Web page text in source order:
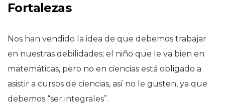
Fortalezas
Nos han vendido la idea de que debemos trabajar
en nuestras debilidades; el niño que le va bien en
matemáticas, pero no en ciencias está obligado a
asistir a cursos de ciencias, así no le gusten, ya que
debemos “ser integrales”.